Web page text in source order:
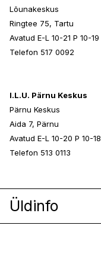
Lõunakeskus
Ringtee 75, Tartu
Avatud E-L 10-21 P 10-19
Telefon 517 0092
I.L.U. Pärnu Keskus
Pärnu Keskus
Aida 7, Pärnu
Avatud E-L 10-20 P 10-18
Telefon 513 0113
Üldinfo